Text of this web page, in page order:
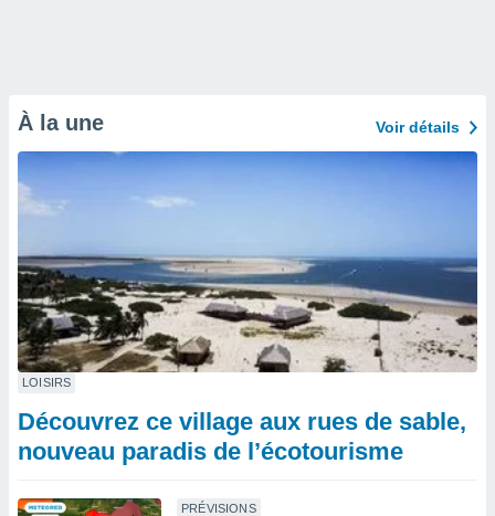
À la une Voir détails
LOISIRS
Découvrez ce village aux rues de sable,
nouveau paradis de l’écotourisme
PRÉVISIONS